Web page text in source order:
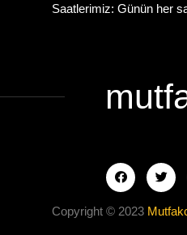
Saatlerimiz: Günün her
Copyright © 2023